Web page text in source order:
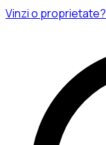
Vinzi o proprietate?